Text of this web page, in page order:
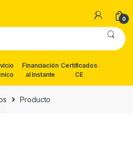
0
Financiación
al Instante
Certificados
CE
Producto